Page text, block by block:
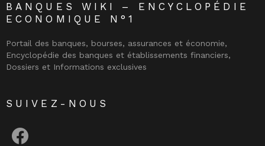
BANQUES WIKI – ENCYCLOPÉDIE
ECONOMIQUE N°1
Portail des banques, bourses, assurances et économie,
Encyclopédie des banques et établissements financiers,
Dossiers et Informations exclusives
SUIVEZ-NOUS